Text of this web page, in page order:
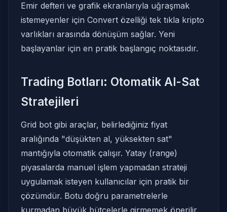
Emir defteri ve grafik ekranlarıyla uğraşmak
istemeyenler için Convert özelliği tek tıkla kripto
varlıkları arasında dönüşüm sağlar. Yeni
başlayanlar için en pratik başlangıç noktasıdır.
Trading Botları: Otomatik Al-Sat
Stratejileri
Grid bot gibi araçlar, belirlediğiniz fiyat
aralığında "düşükten al, yüksekten sat"
mantığıyla otomatik çalışır. Yatay (range)
piyasalarda manuel işlem yapmadan strateji
uygulamak isteyen kullanıcılar için pratik bir
çözümdür. Botu doğru parametrelerle
kurmadan büyük bütçelerle girmemek önerilir.